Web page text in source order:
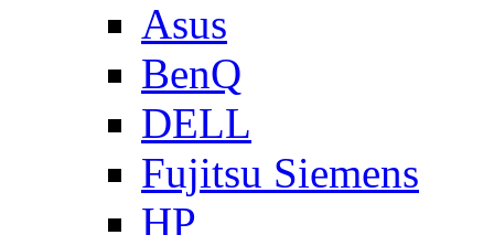
Asus
BenQ
DELL
Fujitsu Siemens
HP